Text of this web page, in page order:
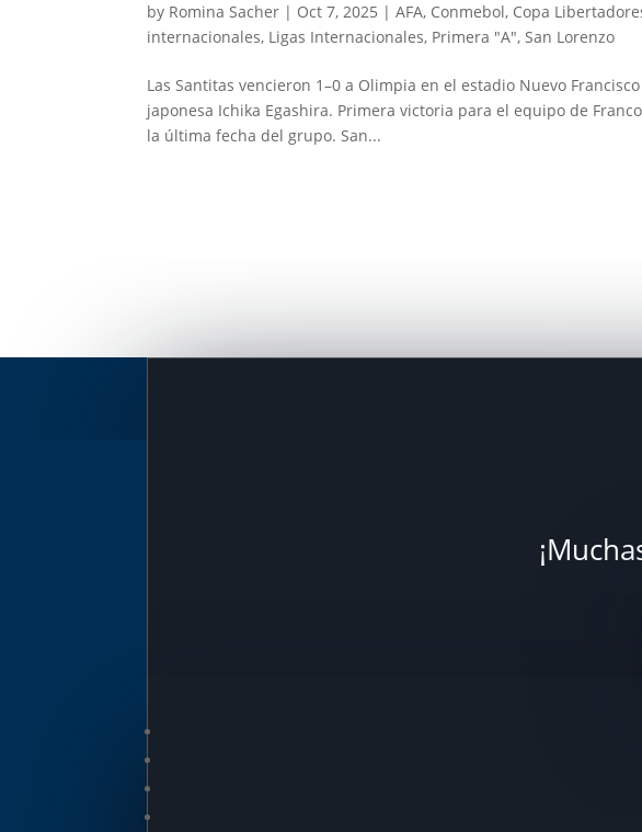
by Romina Sacher | Oct 7, 2025 |AFA, Conmebol, Copa
internacionales, Ligas Internacionales, Primera "A",San Lorenzo
Las Santitas vencieron 1–0 a Olimpia en el estadio Nuevo
japonesa Ichika Egashira. Primera victoria para el equipo de
la última fecha del grupo. San...